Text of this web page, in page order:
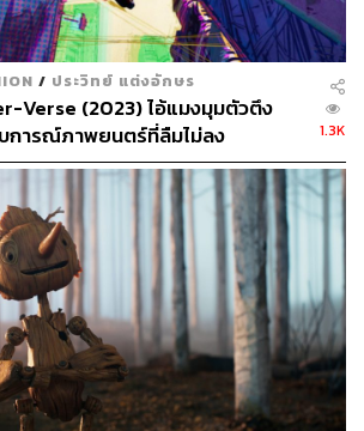
ายพลสตริกแลนด์ เพราะระหว่างทาง
าปูมหลังตัวละครอื่นๆ เกือบทั้งหมด
จของเลนีย์ สตริกแลนด์ ในฐานะภรรยาที่
บ้านทั้งหมดเพียงคนเดียวเมื่อสามีต้อง
กันเดอร์สัน ศิลปินตกยุคที่ถูกพ่วงข้อหา
นเรื่องที่ถูกกีดกันมากที่สุดในยุคนั้นไม่ต่าง
เพื่อนสนิทของเอไลซาที่คอยช่วยเหลือ
ที่รู้จักกัน รวมถึงสิ่งที่ ดร.ฮอฟสเลตเตอร์
งเราในตอนท้าย ถึงบุญคุณที่เดอุสบรังเกีย
อม แต่เป็นเหตุผลสำคัญที่เขาต้องยอมทำ
ตของเดอุสบรังเกียเอาไว้ให้ได้
/ ประวิทย์ แต่งอักษร
Verse (2023) ไอ้แมงมุมตัวตึง
การณ์ภาพยนตร์ที่ลืมไม่ลง
1.3K